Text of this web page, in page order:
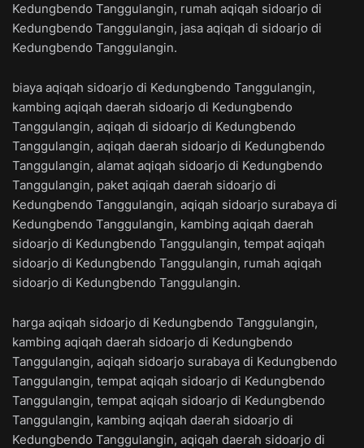
Kedungbendo Tanggulangin, rumah aqiqah sidoarjo di
Kedungbendo Tanggulangin, jasa aqiqah di sidoarjo di
Kedungbendo Tanggulangin.
biaya aqiqah sidoarjo di Kedungbendo Tanggulangin,
kambing aqiqah daerah sidoarjo di Kedungbendo
Tanggulangin, aqiqah di sidoarjo di Kedungbendo
Tanggulangin, aqiqah daerah sidoarjo di Kedungbendo
Tanggulangin, alamat aqiqah sidoarjo di Kedungbendo
Tanggulangin, paket aqiqah daerah sidoarjo di
Kedungbendo Tanggulangin, aqiqah sidoarjo surabaya di
Kedungbendo Tanggulangin, kambing aqiqah daerah
sidoarjo di Kedungbendo Tanggulangin, tempat aqiqah
sidoarjo di Kedungbendo Tanggulangin, rumah aqiqah
sidoarjo di Kedungbendo Tanggulangin.
harga aqiqah sidoarjo di Kedungbendo Tanggulangin,
kambing aqiqah daerah sidoarjo di Kedungbendo
Tanggulangin, aqiqah sidoarjo surabaya di Kedungbendo
Tanggulangin, tempat aqiqah sidoarjo di Kedungbendo
Tanggulangin, tempat aqiqah sidoarjo di Kedungbendo
Tanggulangin, kambing aqiqah daerah sidoarjo di
Kedungbendo Tanggulangin, aqiqah daerah sidoarjo di